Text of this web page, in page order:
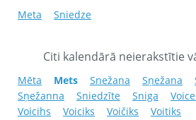
Meta Sniedze
Citi kalendārā neierakstītie
Mēta Mets Snežana Sņežana
Sņežanna
Sniedzīte Sniga
Voicihs
Voiciks Voičiks Voitiks